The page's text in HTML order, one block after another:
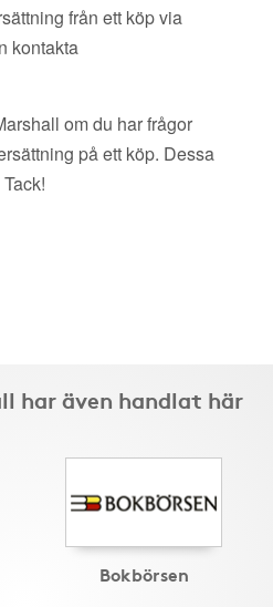
från ett köp via
kontakta
om du har frågor
på ett köp. Dessa
har även handlat här
Bokbörsen